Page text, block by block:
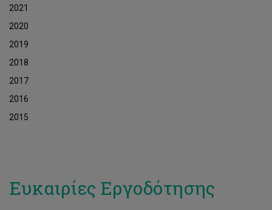
2021
2020
2019
2018
2017
2016
2015
Ευκαιρίες Εργοδότησης